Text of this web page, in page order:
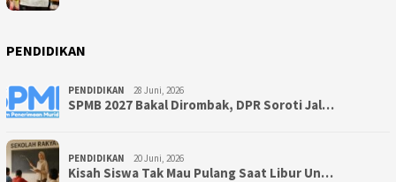
PENDIDIKAN
PENDIDIKAN 28 Juni, 2026
SPMB 2027 Bakal Dirombak, DPR Soroti Jal…
PENDIDIKAN 20 Juni, 2026
Kisah Siswa Tak Mau Pulang Saat Libur Un…